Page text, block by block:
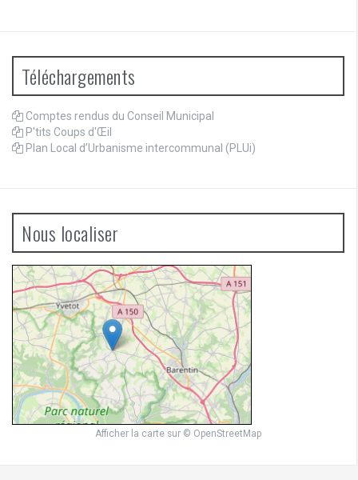
Téléchargements
Comptes rendus du Conseil Municipal
P'tits Coups d'Œil
Plan Local d’Urbanisme intercommunal (PLUi)
Nous localiser
Afficher la carte sur © OpenStreetMap